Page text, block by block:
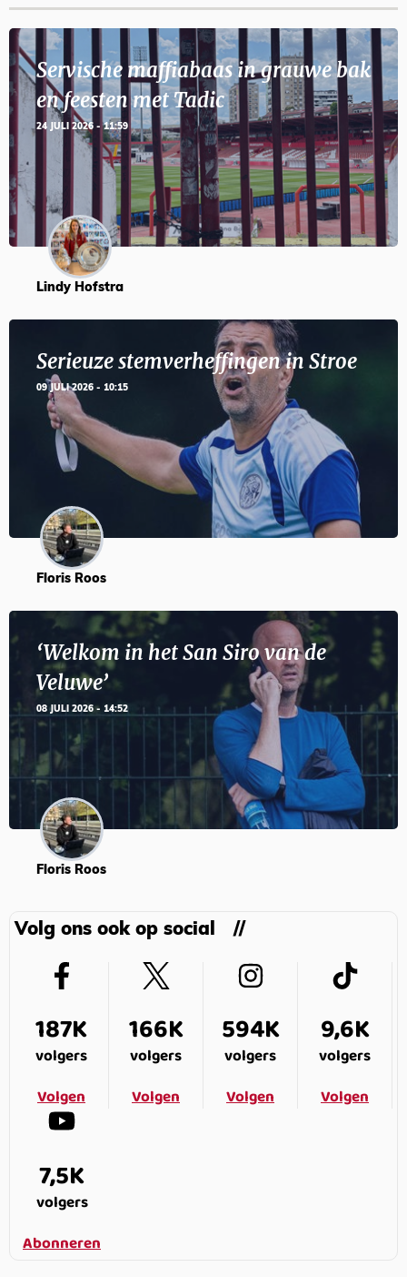
Servische maffiabaas in grauwe bak
en feesten met Tadic
24 JULI 2026 - 11:59
Lindy Hofstra
Serieuze stemverheffingen in Stroe
09 JULI 2026 - 10:15
Floris Roos
‘Welkom in het San Siro van de
Veluwe’
08 JULI 2026 - 14:52
Floris Roos
Volg ons ook op social
187K
volgers
Volgen
166K
volgers
Volgen
594K
volgers
Volgen
9,6K
volgers
Volgen
7,5K
volgers
Abonneren